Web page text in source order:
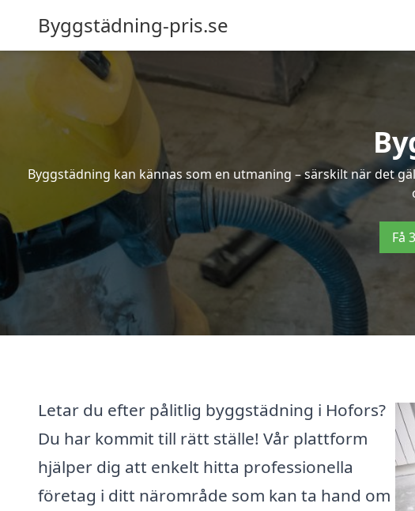
Byggstädning-pris.se
Byggstädning kan kännas som en utmaning – särskilt när det
Få
Letar du efter pålitlig byggstädning i Hofors?
Du har kommit till rätt ställe! Vår plattform
hjälper dig att enkelt hitta professionella
företag i ditt närområde som kan ta hand om